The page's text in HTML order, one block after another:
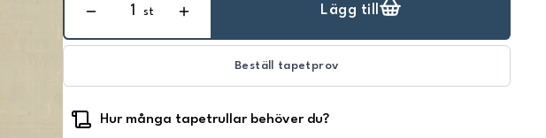
st Lägg till
Beställ tapetprov
Hur många tapetrullar behöver du?